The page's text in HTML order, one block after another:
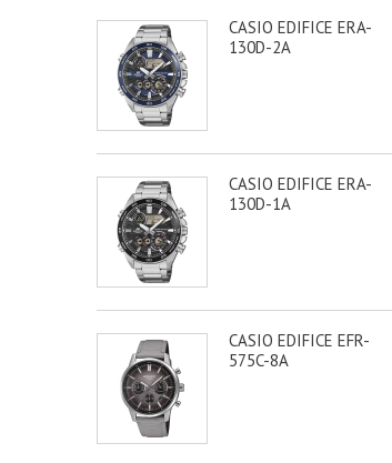
CASIO EDIFICE ERA-
130D-2A
CASIO EDIFICE ERA-
130D-1A
CASIO EDIFICE EFR-
575C-8A